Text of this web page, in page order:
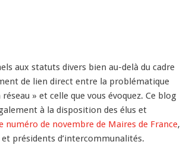
aux statuts divers bien au-delà du cadre
de lien direct entre la problématique
» et celle que vous évoquez. Ce blog
à la disposition des élus et
numéro de novembre de Maires de France,
et présidents d’intercommunalités.